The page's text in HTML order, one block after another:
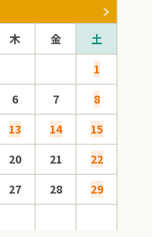
木 金
土
1
6 7
8
13 14
15
20 21
22
27 28
29